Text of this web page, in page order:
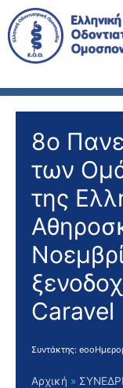
Μετάβαση
στο
περιεχόμενο
8ο
των
της
Caravel
Συντάκτης: eoo
Αρχική